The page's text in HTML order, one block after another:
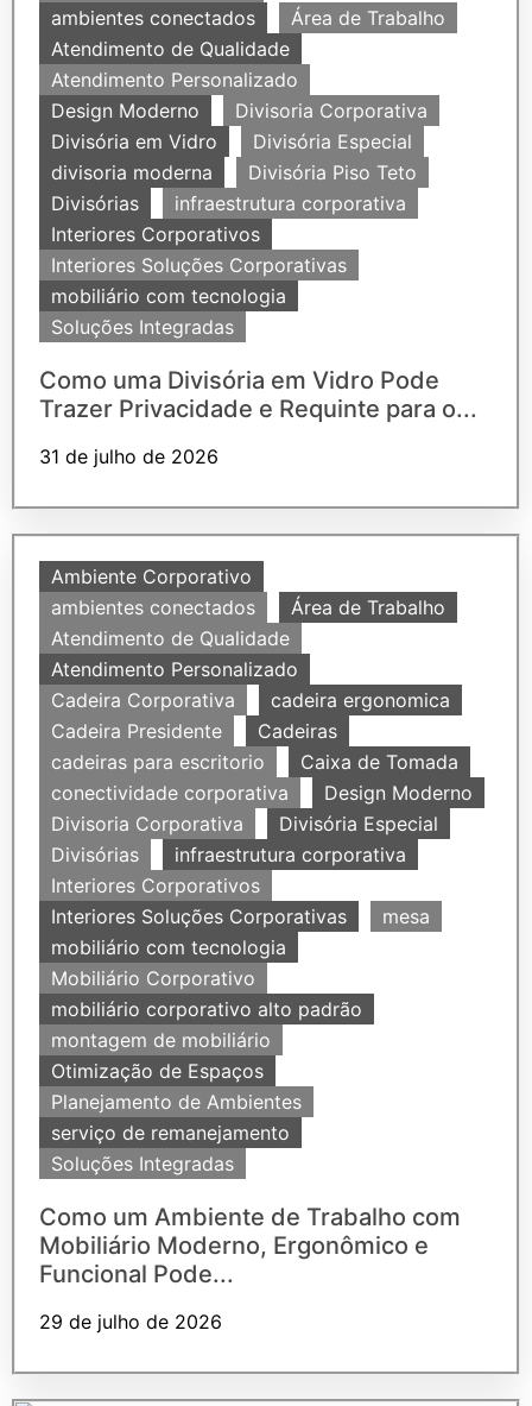
ambientes conectados
Área de Trabalho
Atendimento de Qualidade
Atendimento Personalizado
Design Moderno
Divisoria Corporativa
Divisória em Vidro
Divisória Especial
divisoria moderna
Divisória Piso Teto
Divisórias
infraestrutura corporativa
Interiores Corporativos
Interiores Soluções Corporativas
mobiliário com tecnologia
Soluções Integradas
Como uma Divisória em Vidro Pode
Trazer Privacidade e Requinte para o...
31 de julho de 2026
Ambiente Corporativo
ambientes conectados
Área de Trabalho
Atendimento de Qualidade
Atendimento Personalizado
Cadeira Corporativa
cadeira ergonomica
Cadeira Presidente
Cadeiras
cadeiras para escritorio
Caixa de Tomada
conectividade corporativa
Design Moderno
Divisoria Corporativa
Divisória Especial
Divisórias
infraestrutura corporativa
Interiores Corporativos
Interiores Soluções Corporativas
mesa
mobiliário com tecnologia
Mobiliário Corporativo
mobiliário corporativo alto padrão
montagem de mobiliário
Otimização de Espaços
Planejamento de Ambientes
serviço de remanejamento
Soluções Integradas
Como um Ambiente de Trabalho com
Mobiliário Moderno, Ergonômico e
Funcional Pode...
29 de julho de 2026